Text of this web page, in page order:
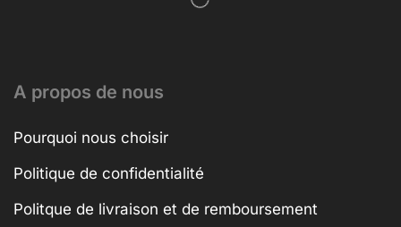
A propos de nous
Pourquoi nous choisir
Politique de confidentialité
Politque de livraison et de remboursement